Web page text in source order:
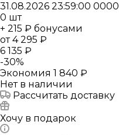
31.08.2026 23:59:00 0000
0 шт
+ 215 ₽ бонусами
от4 295 ₽
6 135 ₽
-30%
Экономия 1 840 ₽
Нет в наличии
Рассчитать доставку
Хочу в подарок